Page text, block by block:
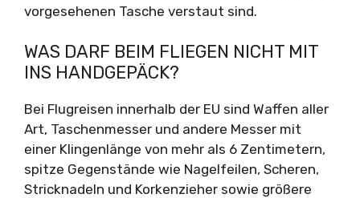
vorgesehenen Tasche verstaut sind.
WAS DARF BEIM FLIEGEN NICHT MIT
INS HANDGEPÄCK?
Bei Flugreisen innerhalb der EU sind Waffen aller
Art, Taschenmesser und andere Messer mit
einer Klingenlänge von mehr als 6 Zentimetern,
spitze Gegenstände wie Nagelfeilen, Scheren,
Stricknadeln und Korkenzieher sowie größere